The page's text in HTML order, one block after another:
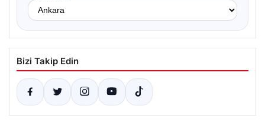
Bizi Takip Edin